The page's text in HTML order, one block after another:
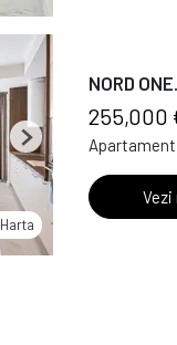
Harta
Next
NORD
255,000
Apartament